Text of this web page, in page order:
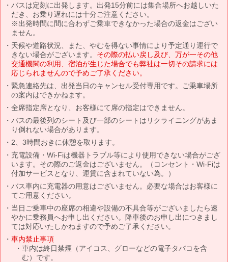
バスは定刻に出発します。出発15分前には集合場所へお越しいた
だき、お乗り遅れには十分ご注意ください。
※出発時間に間に合わずご乗車できなかった場合の返金はござい
ません。
天候や道路状況、また、やむを得ない事情により予定通り運行で
きない場合がございます。 その際の払い戻し及び、万が一その他
交通機関の利用、宿泊が生じた場合でも弊社は一切その請求には
応じられませんので予めご了承ください。
緊急連絡先は、出発当日のキャンセル受付専用です。ご乗車場所
の案内はできかねます。
全席指定席となり、お客様にて席の指定はできません。
バスの最後列のシート及び一部のシートはリクライニングがあま
り倒れない場合があります。
2、3時間おきに休憩を取ります。
充電設備・Wi-Fiは機器トラブル等により使用できない場合がござ
います。その際のご返金はございません。（コンセント・Wi-Fiは
付加サービスとなり、運賃に含まれていない為。）
バス車内に充電器の用意はございません。必要な場合はお客様に
てご用意ください。
当日ご乗車中の座席の相違や設備の不具合等がございましたら速
やかに乗務員へお申し出ください。降車後のお申し出につきまし
ては対応いたしかねますので予めご了承ください。
車内禁止事項
車内は終日禁煙（アイコス、グローなどの電子タバコを含
む）です。